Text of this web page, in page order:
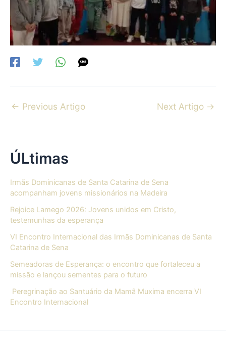
← Previous Artigo Next Artigo →
ÚLtimas
Irmãs Dominicanas de Santa Catarina de Sena
acompanham jovens missionários na Madeira
Rejoice Lamego 2026: Jovens unidos em Cristo,
testemunhas da esperança
VI Encontro Internacional das Irmãs Dominicanas de Santa
Catarina de Sena
Semeadoras de Esperança: o encontro que fortaleceu a
missão e lançou sementes para o futuro
Peregrinação ao Santuário da Mamã Muxima encerra VI
Encontro Internacional